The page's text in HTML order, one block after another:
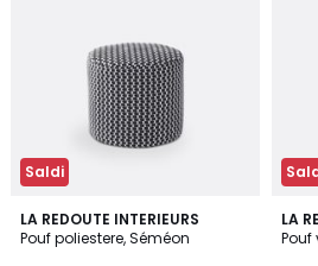
Saldi
LA REDOUTE INTERIEURS
Pouf poliestere, Séméon
4,8
/ 5
3
Colori
LA
Pouf
4,7
/ 5
3